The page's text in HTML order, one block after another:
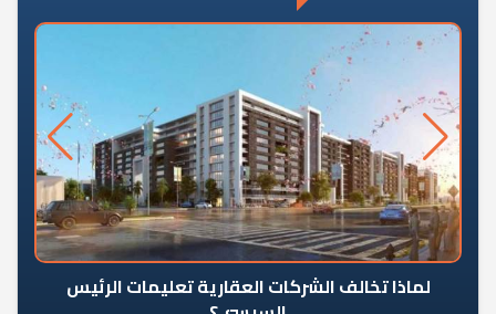
لماذا تخالف الشركات العقارية تعليمات الرئيس